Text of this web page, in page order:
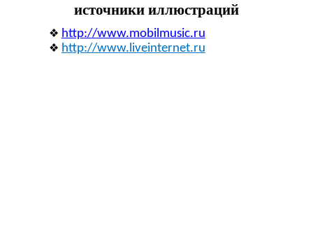
источники иллюстраций
http://www.mobilmusic.ru
http://www.liveinternet.ru